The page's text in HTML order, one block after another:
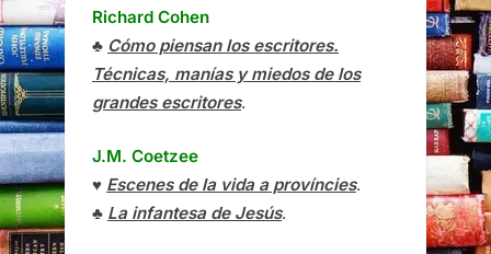
Richard Cohen
♣ Cómo piensan los escritores.
Técnicas, manías y miedos de los
grandes escritores.
J.M. Coetzee
♥ Escenes de la vida a províncies.
♣ La infantesa de Jesús.